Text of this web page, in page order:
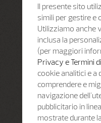
Il presente sito
simili per gestire e
Utilizziamo anche
inclusa la
(per maggiori
Privacy e Termini
cookie analitici e a
comprendere e
navigazione
pubblicitario in
mostrate durante